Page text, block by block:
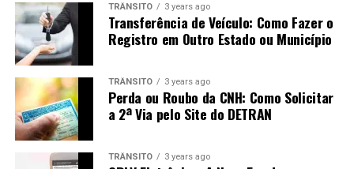
TRÂNSITO 3 years ago
Transferência de Veículo: Como Fazer o
Registro em Outro Estado ou Município
TRÂNSITO 3 years ago
Perda ou Roubo da CNH: Como Solicitar
a 2ª Via pelo Site do DETRAN
TRÂNSITO 3 years ago